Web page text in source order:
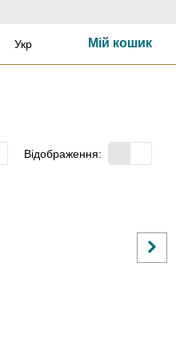
Укр Мій кошик
Відображення: